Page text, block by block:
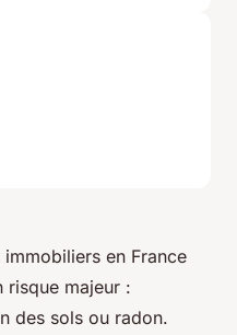
en France
risque majeur :
des sols ou radon.